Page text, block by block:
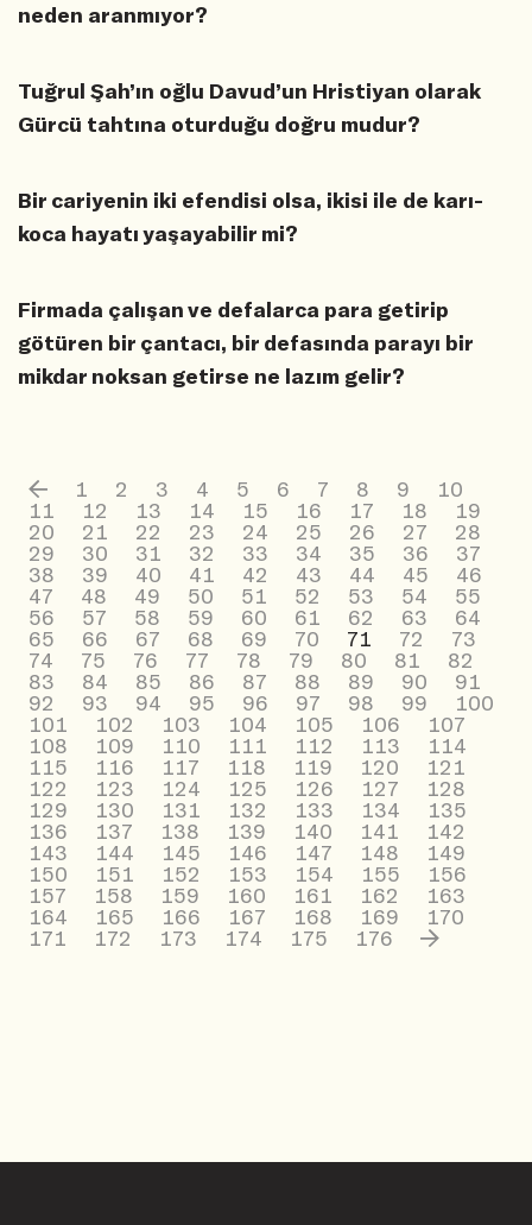
neden aranmıyor?
Tuğrul Şah’ın oğlu Davud’un Hristiyan olarak
Gürcü tahtına oturduğu doğru mudur?
Bir cariyenin iki efendisi olsa, ikisi ile de karı-
koca hayatı yaşayabilir mi?
Firmada çalışan ve defalarca para getirip
götüren bir çantacı, bir defasında parayı bir
mikdar noksan getirse ne lazım gelir?
1 2 3 4 5 6 7 8 9
10
11
12 13 14 15 16 17 18
19
20
21 22 23 24 25 26 27
28
29
30 31 32 33 34 35 36
37
38
39 40 41 42 43 44 45
46
47
48 49 50 51 52 53 54
55
56
57 58 59 60 61 62 63
64
65
66 67 68 69 70 71 72
73
74
75 76 77 78 79 80 81
82
83
84 85 86 87 88 89 90
91
92
93 94 95 96 97 98 99
100
101
102 103 104 105 106
107
108
109 110 111 112 113
114
115
116 117 118 119 120
121
122
123 124 125 126 127
128
129
130 131 132 133 134
135
136
137 138 139 140 141
142
143
144 145 146 147 148
149
150
151 152 153 154 155
156
157
158 159 160 161 162
163
164
165 166 167 168 169
170
171
172 173 174 175 176